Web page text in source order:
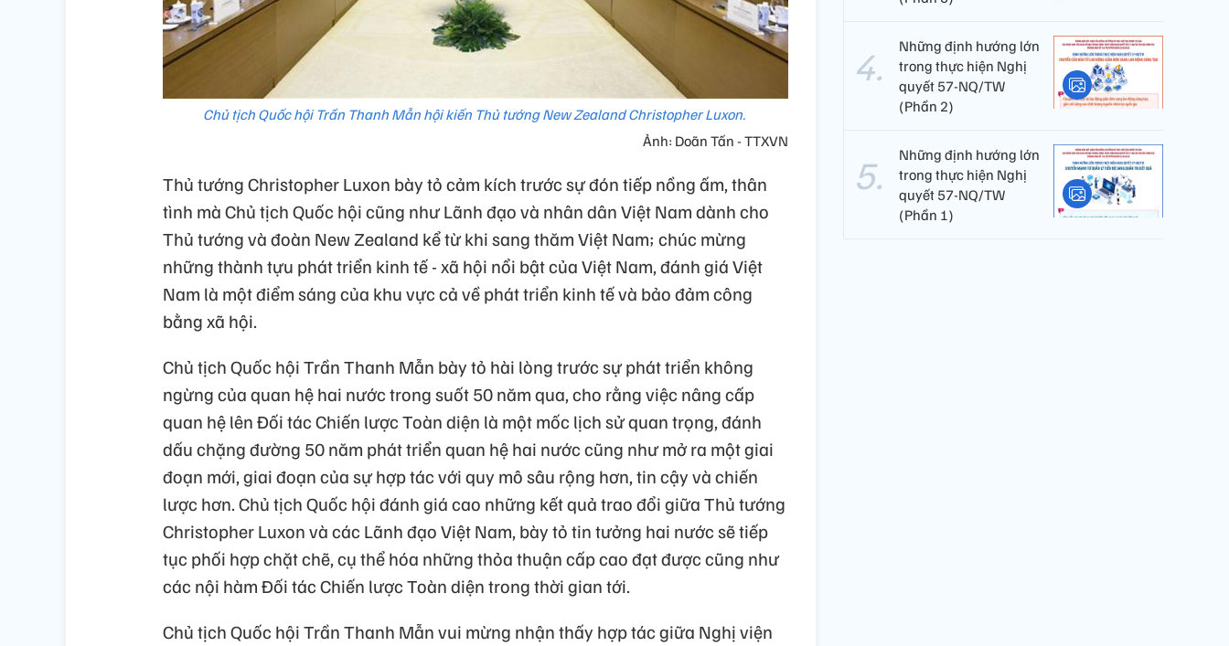
Chủ tịch Quốc hội Trần Thanh Mẫn hội kiến Thủ tướng New Zealand Christopher Luxon.
Ảnh: Doãn Tấn - TTXVN
Thủ tướng Christopher Luxon bày tỏ cảm kích trước sự đón tiếp nồng ấm, thân
tình mà Chủ tịch Quốc hội cũng như Lãnh đạo và nhân dân Việt Nam dành cho
Thủ tướng và đoàn New Zealand kể từ khi sang thăm Việt Nam; chúc mừng
những thành tựu phát triển kinh tế - xã hội nổi bật của Việt Nam, đánh giá Việt
Nam là một điểm sáng của khu vực cả về phát triển kinh tế và bảo đảm công
bằng xã hội.
Chủ tịch Quốc hội Trần Thanh Mẫn bày tỏ hài lòng trước sự phát triển không
ngừng của quan hệ hai nước trong suốt 50 năm qua, cho rằng việc nâng cấp
quan hệ lên Đối tác Chiến lược Toàn diện là một mốc lịch sử quan trọng, đánh
dấu chặng đường 50 năm phát triển quan hệ hai nước cũng như mở ra một giai
đoạn mới, giai đoạn của sự hợp tác với quy mô sâu rộng hơn, tin cậy và chiến
lược hơn. Chủ tịch Quốc hội đánh giá cao những kết quả trao đổi giữa Thủ tướng
Christopher Luxon và các Lãnh đạo Việt Nam, bày tỏ tin tưởng hai nước sẽ tiếp
tục phối hợp chặt chẽ, cụ thể hóa những thỏa thuận cấp cao đạt được cũng như
các nội hàm Đối tác Chiến lược Toàn diện trong thời gian tới.
Chủ tịch Quốc hội Trần Thanh Mẫn vui mừng nhận thấy hợp tác giữa Nghị viện
Những định hướng lớn
trong thực hiện Nghị
quyết 57-NQ/TW
(Phần 2)
Những định hướng lớn
trong thực hiện Nghị
quyết 57-NQ/TW
(Phần 1)